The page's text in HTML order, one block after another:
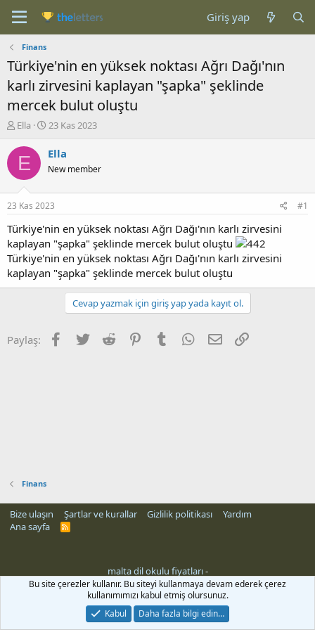
Giriş yap
Finans
Türkiye'nin en yüksek noktası Ağrı Dağı'nın
karlı zirvesini kaplayan "şapka" şeklinde
mercek bulut oluştu
K
n
b
u
u
b
a
l
a
t
a
Ella
B
ş
a
g
ı
ç
a
r
i
h
23 Kas 2023
E Ella
New member
23 Kas 2023 #1
Türkiye'nin en yüksek noktası Ağrı Dağı'nın karlı zirvesini
kaplayan "şapka" şeklinde mercek bulut oluştu
Türkiye'nin en yüksek noktası Ağrı Dağı'nın karlı zirvesini
kaplayan "şapka" şeklinde mercek bulut oluştu
Cevap yazmak için giriş yap yada kayıt ol.
Paylaş: Facebook
Twitter Reddit PinterestTumblr WhatsApp
E-posta
Finans
Bize ulaşın Şartlar ve kurallar Gizlilik politikası
Yardım
Ana sayfa
R
malta dil okulu fiyatları-
Bu site çerezler kullanır. Bu siteyi kullanmaya devam ederek çerez
kullanımımızı kabul etmiş olursunuz.
Kabul
Daha fazla bilgi edin…